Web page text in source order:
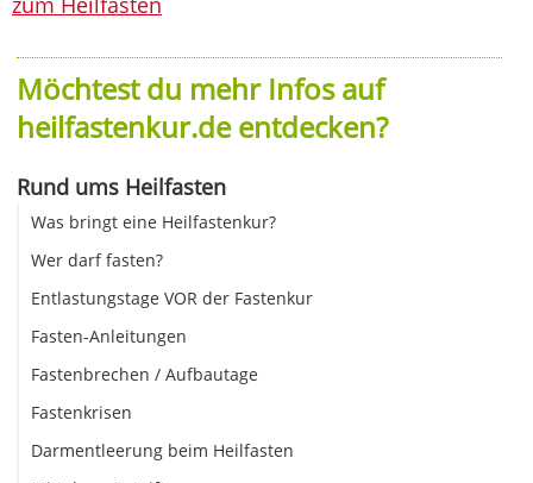
Möchtest du mehr Infos auf
heilfastenkur.de entdecken?
Rund ums Heilfasten
Was bringt eine Heilfastenkur?
Wer darf fasten?
Entlastungstage VOR der Fastenkur
Fasten-Anleitungen
Fastenbrechen / Aufbautage
Fastenkrisen
Darmentleerung beim Heilfasten